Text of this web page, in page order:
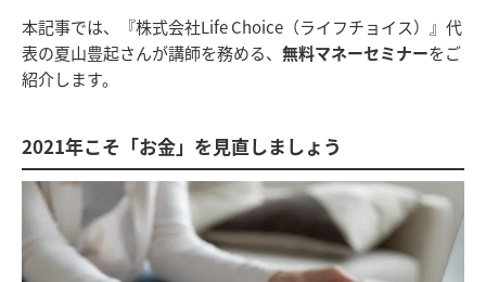
本記事では、『株式会社Life Choice（ライフチョイス）』代
表の夏山豊起さんが講師を務める、 無料マネーセミナーをご
紹介します。
2021年こそ「お金」を見直しましょう